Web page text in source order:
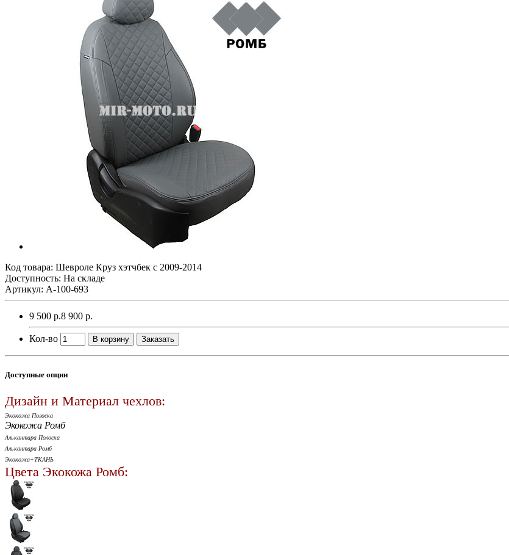
Код товара: Шевроле Круз хэтчбек с 2009-2014
Доступность: На складе
Артикул: A-100-693
9 500 р.8 900 р.
Кол-во В корзину Заказать
Доступные опции
Дизайн и Материал чехлов:
Экокожа Полоска
Экокожа Ромб
Алькантара Полоска
Алькантара Ромб
Экокожа+ТКАНЬ
Цвета Экокожа Ромб: